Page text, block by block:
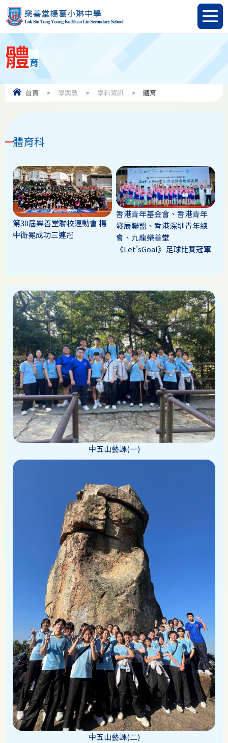
體育
首頁 > 學與教 > 學科資訊 > 體育
體育科
第30屆樂善堂聯校運動會 楊
中衛冕成功三連冠
香港青年基金會、香港青年
發展聯盟、香港深圳青年總
會、九龍樂善堂
《Let'sGoal》足球比賽冠軍
中五山藝課(一)
中五山藝課(二)